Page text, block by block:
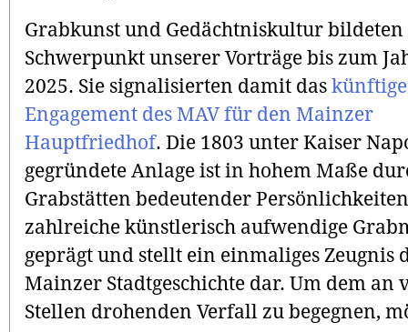
Grabkunst und Gedächtniskultur bildeten
Schwerpunkt unserer Vorträge bis zum
2025. Sie signalisierten damit das künftige
Engagement des MAV für den Mainzer
Hauptfriedhof. Die 1803 unter Kaiser
gegründete Anlage ist in hohem Maße
Grabstätten bedeutender
zahlreiche künstlerisch aufwendige
geprägt und stellt ein einmaliges Zeugnis
Mainzer Stadtgeschichte dar. Um dem an
Stellen drohenden Verfall zu begegnen,